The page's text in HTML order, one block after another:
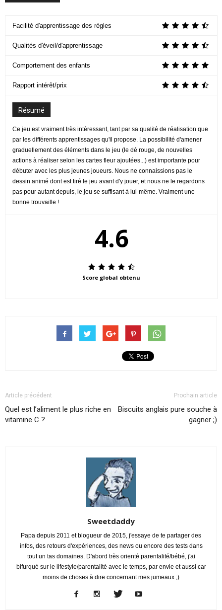
Facilité d'apprentissage des règles
Qualités d'éveil/d'apprentissage
Comportement des enfants
Rapport intérêt/prix
Résumé
Ce jeu est vraiment très intéressant, tant par sa qualité de réalisation que
par les différents apprentissages qu'il propose. La possibilité d'amener
graduellement des éléments dans le jeu (le dé rouge, de nouvelles
actions à réaliser selon les cartes fleur ajoutées...) est importante pour
débuter avec les plus jeunes joueurs. Nous ne connaissions pas le
dessin animé dont est tiré le jeu avant d'y jouer, et nous ne le regardons
pas pour autant depuis, le jeu se suffisant à lui-même. Vraiment une
bonne trouvaille !
4.6
Score global obtenu
Article précédent
Quel est l’aliment le plus riche en
vitamine C ?
Prochain article
Biscuits anglais pure souche à
gagner ;)
Sweetdaddy
Papa depuis 2011 et blogueur de 2015, j'essaye de te partager des
infos, des retours d'expériences, des news ou encore des tests dans
tout un tas domaines. D'abord très orienté parentalité/bébé, j'ai
bifurqué sur le lifestyle/parentalité avec le temps, par envie et aussi car
moins de choses à dire concernant mes jumeaux ;)